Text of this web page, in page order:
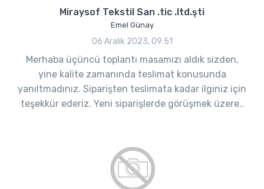
Miraysof Tekstil San .tic .ltd.şti
Emel Günay
06 Aralık 2023, 09:51
Merhaba üçüncü toplantı masamızı aldık sizden,
yine kalite zamanında teslimat konusunda
yanıltmadınız. Siparişten teslimata kadar ilginiz için
teşekkür ederiz. Yeni siparişlerde görüşmek üzere..